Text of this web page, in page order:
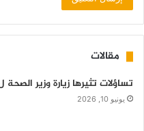
مقالات
تساؤلات تثيرها زيارة وزير
يونيو 10, 2026